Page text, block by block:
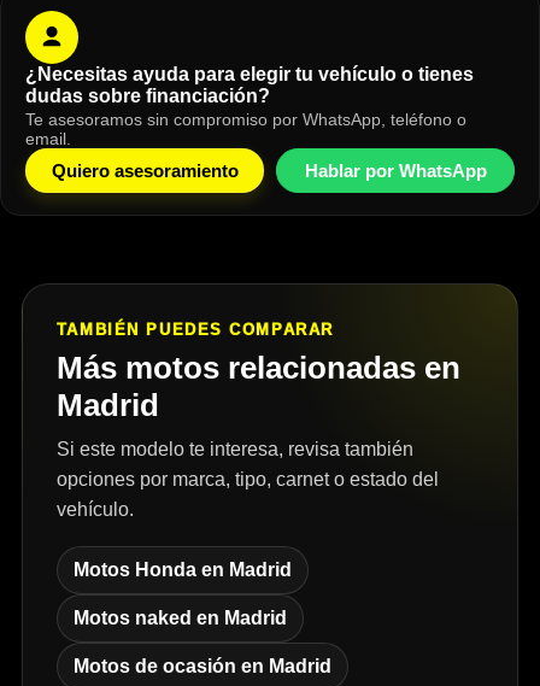
¿Necesitas ayuda para elegir tu vehículo o tienes
dudas sobre financiación?
Te asesoramos sin compromiso por WhatsApp, teléfono o
email.
Quiero asesoramiento Hablar por WhatsApp
TAMBIÉN PUEDES COMPARAR
Más motos relacionadas en
Madrid
Si este modelo te interesa, revisa también
opciones por marca, tipo, carnet o estado del
vehículo.
Motos Honda en Madrid
Motos naked en Madrid
Motos de ocasión en Madrid